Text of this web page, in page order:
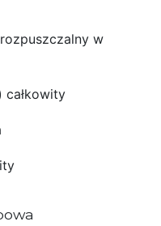
w
całkowity